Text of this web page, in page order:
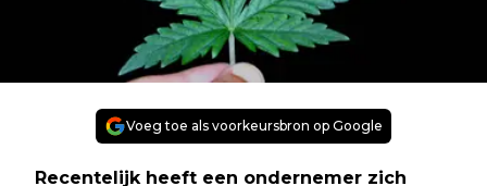
Voeg toe als voorkeursbron op Google
Recentelijk heeft een ondernemer zich